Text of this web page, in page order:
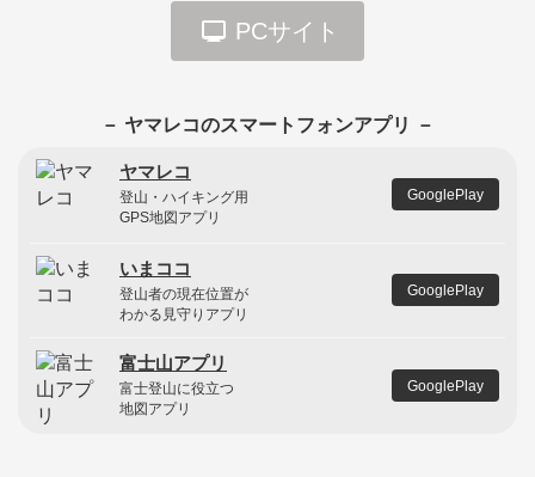
PCサイト
－ ヤマレコのスマートフォンアプリ －
ヤマレコ
登山・ハイキング用
GPS地図アプリ
GooglePlay
いまココ
登山者の現在位置が
わかる見守りアプリ
GooglePlay
富士山アプリ
富士登山に役立つ
地図アプリ
GooglePlay